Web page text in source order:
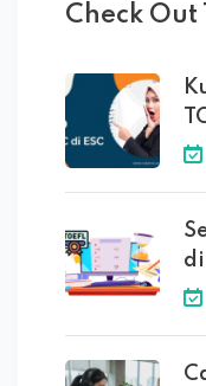
Check Out
di